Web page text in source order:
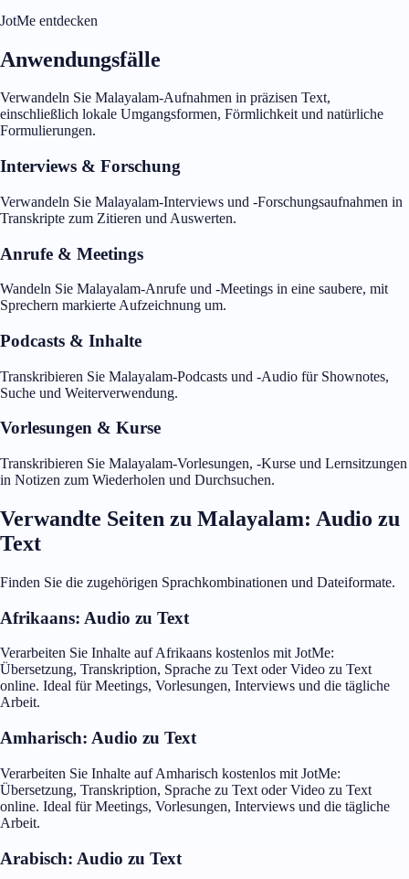
JotMe entdecken
Anwendungsfälle
Verwandeln Sie Malayalam-Aufnahmen in präzisen Text,
einschließlich lokale Umgangsformen, Förmlichkeit und natürliche
Formulierungen.
Interviews & Forschung
Verwandeln Sie Malayalam-Interviews und -Forschungsaufnahmen in
Transkripte zum Zitieren und Auswerten.
Anrufe & Meetings
Wandeln Sie Malayalam-Anrufe und -Meetings in eine saubere, mit
Sprechern markierte Aufzeichnung um.
Podcasts & Inhalte
Transkribieren Sie Malayalam-Podcasts und -Audio für Shownotes,
Suche und Weiterverwendung.
Vorlesungen & Kurse
Transkribieren Sie Malayalam-Vorlesungen, -Kurse und Lernsitzungen
in Notizen zum Wiederholen und Durchsuchen.
Verwandte Seiten zu Malayalam: Audio zu
Text
Finden Sie die zugehörigen Sprachkombinationen und Dateiformate.
Afrikaans: Audio zu Text
Verarbeiten Sie Inhalte auf Afrikaans kostenlos mit JotMe:
Übersetzung, Transkription, Sprache zu Text oder Video zu Text
online. Ideal für Meetings, Vorlesungen, Interviews und die tägliche
Arbeit.
Amharisch: Audio zu Text
Verarbeiten Sie Inhalte auf Amharisch kostenlos mit JotMe:
Übersetzung, Transkription, Sprache zu Text oder Video zu Text
online. Ideal für Meetings, Vorlesungen, Interviews und die tägliche
Arbeit.
Arabisch: Audio zu Text